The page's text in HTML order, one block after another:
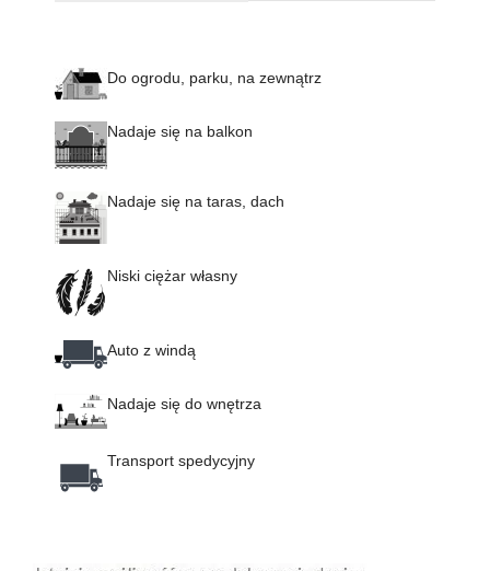
Do ogrodu, parku, na zewnątrz
Nadaje się na balkon
Nadaje się na taras, dach
Niski ciężar własny
Auto z windą
Nadaje się do wnętrza
Transport spedycyjny